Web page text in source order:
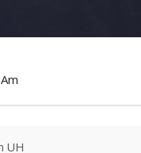
UH